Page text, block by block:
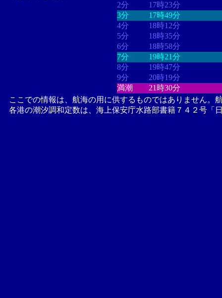
2分
17時23分
3分
17時49分
4分
18時12分
5分
18時35分
6分
18時58分
7分
19時21分
8分
19時47分
9分
20時19分
満潮
21時30分
ここでの情報は、航海の用に供するものではありません。
各港の潮汐調和定数は、海上保安庁水路部書籍７４２号「